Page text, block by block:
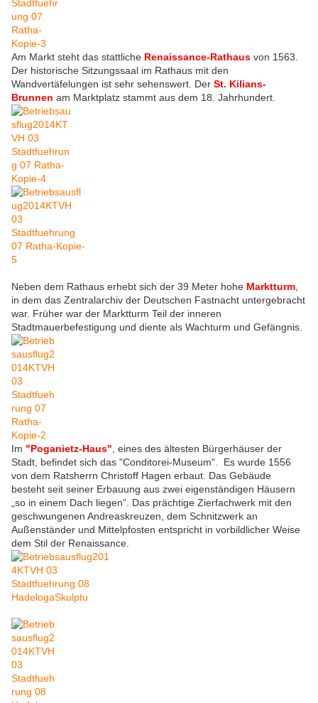
Am Markt steht das stattliche Renaissance-Rathaus von 1563.
Der historische Sitzungssaal im Rathaus mit den
Wandvertäfelungen ist sehr sehenswert. Der St. Kilians-
Brunnen am Marktplatz stammt aus dem 18. Jahrhundert.
Neben dem Rathaus erhebt sich der 39 Meter hohe Marktturm
in dem das Zentralarchiv der Deutschen Fastnacht untergebracht
war. Früher war der Marktturm Teil der inneren
Stadtmauerbefestigung und diente als Wachturm und Gefängnis.
Im "Poganietz-Haus" , eines des ältesten Bürgerhäuser der
Stadt, befindet sich das "Conditorei-Museum". Es wurde 1556
von dem Ratsherrn Christoff Hagen erbaut. Das Gebäude
besteht seit seiner Erbauung aus zwei eigenständigen Häusern
„so in einem Dach liegen“. Das prächtige Zierfachwerk mit den
geschwungenen Andreaskreuzen, dem Schnitzwerk an
Außenständer und Mittelpfosten entspricht in vorbildlicher Weise
dem Stil der Renaissance.